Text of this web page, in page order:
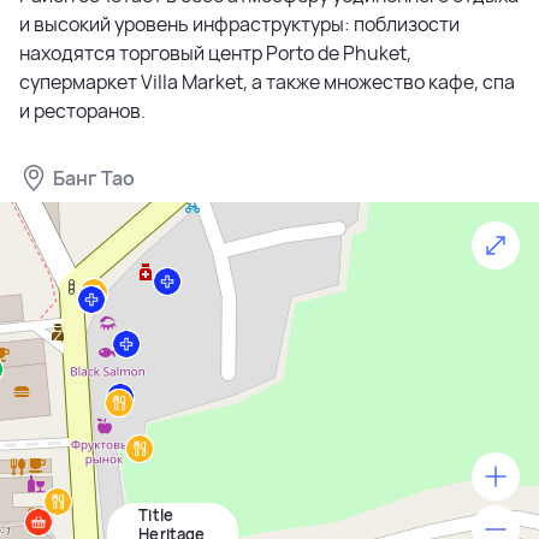
и высокий уровень инфраструктуры: поблизости
находятся торговый центр Porto de Phuket,
супермаркет Villa Market, а также множество кафе, спа
и ресторанов.
Банг Тао
Title
Heritage
500 м